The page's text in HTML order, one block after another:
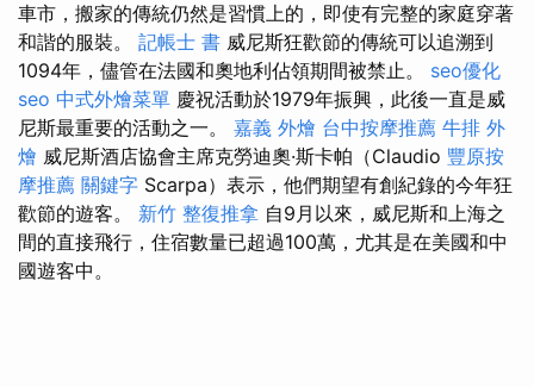
車市，搬家的傳統仍然是習慣上的，即使有完整的家庭穿著
和諧的服裝。 記帳士 書 威尼斯狂歡節的傳統可以追溯到
1094年，儘管在法國和奧地利佔領期間被禁止。 seo優化
seo 中式外燴菜單 慶祝活動於1979年振興，此後一直是威
尼斯最重要的活動之一。 嘉義 外燴 台中按摩推薦 牛排 外
燴 威尼斯酒店協會主席克勞迪奧·斯卡帕（Claudio 豐原按
摩推薦 關鍵字 Scarpa）表示，他們期望有創紀錄的今年狂
歡節的遊客。 新竹 整復推拿 自9月以來，威尼斯和上海之
間的直接飛行，住宿數量已超過100萬，尤其是在美國和中
國遊客中。